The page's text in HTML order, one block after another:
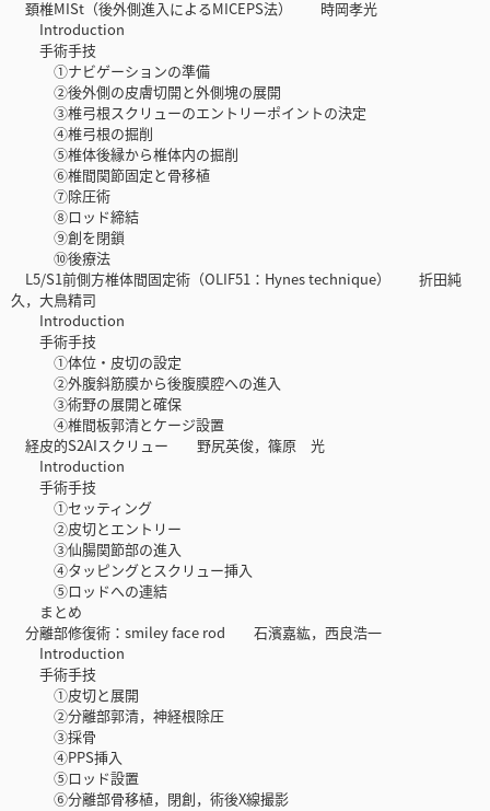
頚椎MISt（後外側進入によるMICEPS法） 時岡孝光
Introduction
手術手技
①ナビゲーションの準備
②後外側の皮膚切開と外側塊の展開
③椎弓根スクリューのエントリーポイントの決定
④椎弓根の掘削
⑤椎体後縁から椎体内の掘削
⑥椎間関節固定と骨移植
⑦除圧術
⑧ロッド締結
⑨創を閉鎖
⑩後療法
L5/S1前側方椎体間固定術（OLIF51：Hynes technique） 折田純
久，大鳥精司
Introduction
手術手技
①体位・皮切の設定
②外腹斜筋膜から後腹膜腔への進入
③術野の展開と確保
④椎間板郭清とケージ設置
経皮的S2AIスクリュー 野尻英俊，篠原 光
Introduction
手術手技
①セッティング
②皮切とエントリー
③仙腸関節部の進入
④タッピングとスクリュー挿入
⑤ロッドへの連結
まとめ
分離部修復術：smiley face rod 石濱嘉紘，西良浩一
Introduction
手術手技
①皮切と展開
②分離部郭清，神経根除圧
③採骨
④PPS挿入
⑤ロッド設置
⑥分離部骨移植，閉創，術後X線撮影